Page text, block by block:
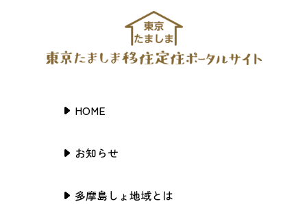
HOME
お知らせ
多摩島しょ地域とは